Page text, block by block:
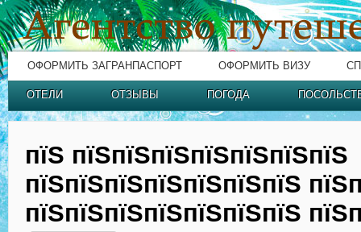
ОФОРМИТЬ ЗАГРАНПАСПОРТ ОФОРМИТЬ ВИЗУ
ОТЕЛИ ОТЗЫВЫ ПОГОДА
пїЅ пїЅпїЅпїЅпїЅпїЅпїЅпїЅ
пїЅпїЅпїЅпїЅпїЅпїЅпїЅ
пїЅпїЅпїЅпїЅпїЅпїЅпїЅ